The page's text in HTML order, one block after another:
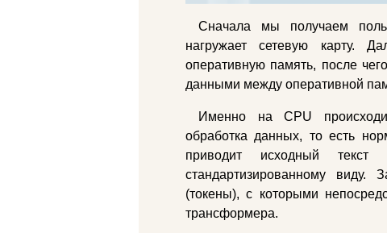
Сначала мы получаем
нагружает сетевую карту.
оперативную память, после
данными между оперативной
Именно на CPU
обработка данных, то есть
приводит исходный
стандартизированному виду.
(токены), с которыми
трансформера.